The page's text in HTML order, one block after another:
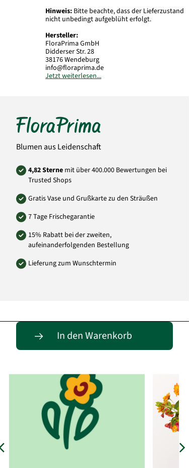
Hinweis: Bitte beachte, dass der Lieferzustand
nicht unbedingt aufgeblüht erfolgt.
Hersteller:
FloraPrima GmbH
Didderser Str. 28
38176 Wendeburg
info@floraprima.de
Jetzt weiterlesen...
Blumen aus Leidenschaft
4,82 Sterne mit über 400.000 Bewertungen bei
Trusted Shops
Gratis Vase und Grußkarte zu den Sträußen
7 Tage Frischegarantie
15% Rabatt bei der zweiten,
aufeinanderfolgenden Bestellung
Lieferung zum Wunschtermin
In den Warenkorb
Passende Alternativen